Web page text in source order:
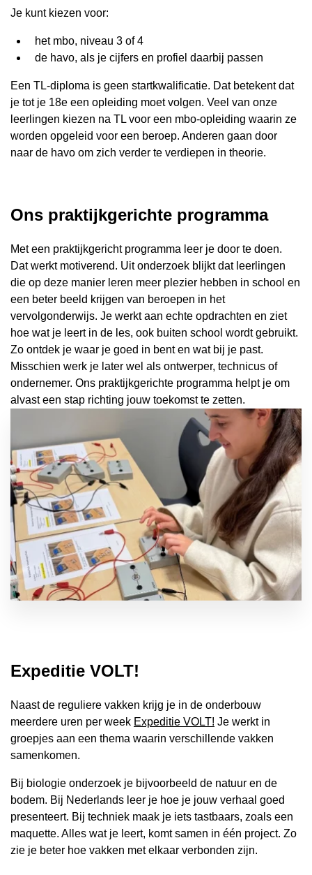
Je kunt kiezen voor:
het mbo, niveau 3 of 4
de havo, als je cijfers en profiel daarbij passen
Een TL-diploma is geen startkwalificatie. Dat betekent dat
je tot je 18e een opleiding moet volgen. Veel van onze
leerlingen kiezen na TL voor een mbo-opleiding waarin ze
worden opgeleid voor een beroep. Anderen gaan door
naar de havo om zich verder te verdiepen in theorie.
Ons praktijkgerichte programma
Met een praktijkgericht programma leer je door te doen.
Dat werkt motiverend. Uit onderzoek blijkt dat leerlingen
die op deze manier leren meer plezier hebben in school en
een beter beeld krijgen van beroepen in het
vervolgonderwijs. Je werkt aan echte opdrachten en ziet
hoe wat je leert in de les, ook buiten school wordt gebruikt.
Zo ontdek je waar je goed in bent en wat bij je past.
Misschien werk je later wel als ontwerper, technicus of
ondernemer. Ons praktijkgerichte programma helpt je om
alvast een stap richting jouw toekomst te zetten.
Expeditie VOLT!
Naast de reguliere vakken krijg je in de onderbouw
meerdere uren per week Expeditie VOLT! Je werkt in
groepjes aan een thema waarin verschillende vakken
samenkomen.
Bij biologie onderzoek je bijvoorbeeld de natuur en de
bodem. Bij Nederlands leer je hoe je jouw verhaal goed
presenteert. Bij techniek maak je iets tastbaars, zoals een
maquette. Alles wat je leert, komt samen in één project. Zo
zie je beter hoe vakken met elkaar verbonden zijn.